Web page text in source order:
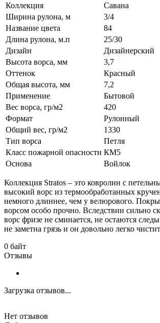
Коллекция
Савана
Ширина рулона, м
3/4
Название цвета
84
Длина рулона, м.п
25/30
Дизайн
Дизайнерский
Высота ворса, мм
3,7
Оттенок
Красный
Общая высота, мм
7,2
Применение
Бытовой
Вес ворса, гр/м2
420
Формат
Рулонный
Общий вес, гр/м2
1330
Тип ворса
Петля
Класс пожарной опасности КМ5
Основа
Войлок
Коллекция Stratos – это ковролин с
высокий ворс из термообработанных
немного длиннее, чем у велюрового.
ворсом особо прочно. Вследствии сильно
ворс фризе не сминается, не остаются
не заметна грязь и он довольно легко
0 байт
Отзывы
Загрузка отзывов...
Нет отзывов